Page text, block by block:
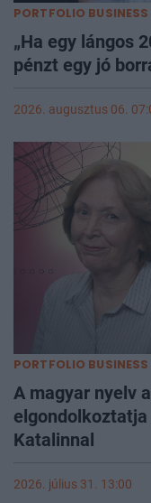
PORTFOLIO BUSINESS
„Ha egy lángos
pénzt egy jó
2026. augusztus 06.
PORTFOLIO BUSINESS
A magyar nyelv
Katalinnal
2026. július 31. 13:00